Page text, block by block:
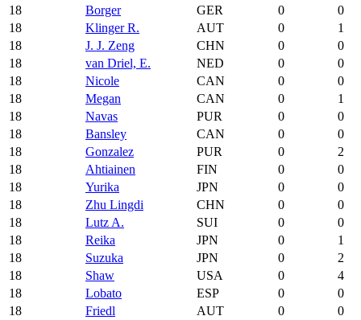
18
Borger GER 0
0
18
Klinger R. AUT 0
1
18
J. J. Zeng CHN 0
0
18
van Driel, E. NED 0
0
18
Nicole CAN 0
0
18
Megan CAN 0
1
18
Navas PUR 0
0
18
Bansley CAN 0
0
18
Gonzalez PUR 0
2
18
Ahtiainen FIN 0
0
18
Yurika JPN 0
0
18
Zhu Lingdi CHN 0
0
18
Lutz A. SUI 0
0
18
Reika JPN 0
1
18
Suzuka JPN 0
2
18
Shaw USA 0
4
18
Lobato ESP 0
0
18
Friedl AUT 0
0